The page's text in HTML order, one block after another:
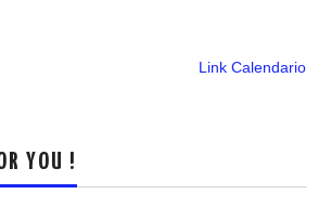
Link Calendario
YOU !